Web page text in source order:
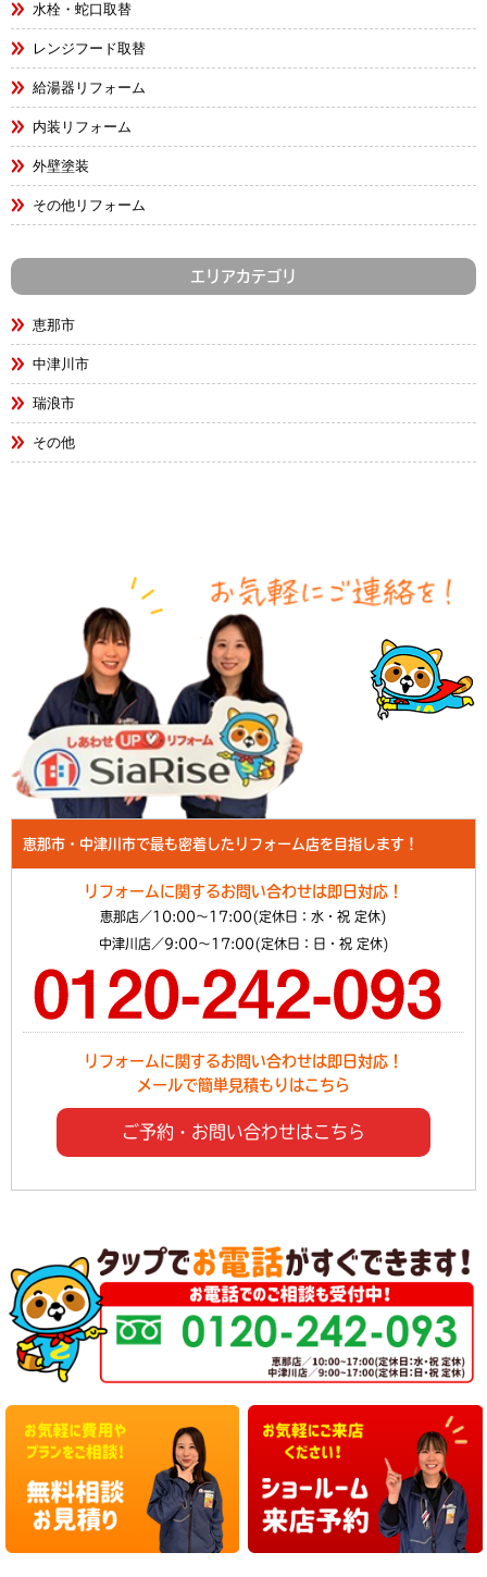
水栓・蛇口取替
レンジフード取替
給湯器リフォーム
内装リフォーム
外壁塗装
その他リフォーム
エリアカテゴリ
恵那市
中津川市
瑞浪市
その他
恵那市・中津川市で最も密着したリフォーム店を目指します！
リフォームに関するお問い合わせは即日対応！
恵那店／10:00～17:00(定休日：水・祝 定休)
中津川店／9:00～17:00(定休日：日・祝 定休)
リフォームに関するお問い合わせは即日対応！
メールで簡単見積もりはこちら
ご予約・お問い合わせはこちら